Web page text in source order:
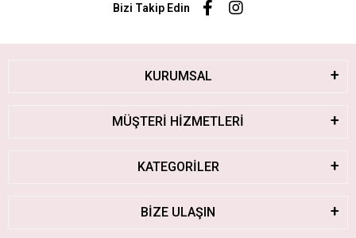
Bizi Takip Edin
KURUMSAL
MÜŞTERİ HİZMETLERİ
KATEGORİLER
BİZE ULAŞIN